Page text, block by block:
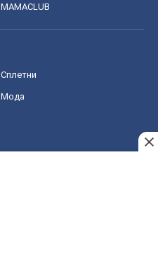
MAMACLUB
Сплетни
Мода